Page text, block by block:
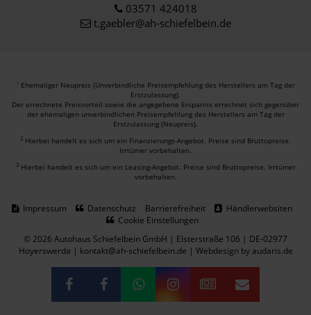
03571 424018
t.gaebler@ah-schiefelbein.de
1 Ehemaliger Neupreis (Unverbindliche Preisempfehlung des Herstellers am Tag der
Erstzulassung).
Der errechnete Preisvorteil sowie die angegebene Ersparnis errechnet sich gegenüber
der ehemaligen unverbindlichen Preisempfehlung des Herstellers am Tag der
Erstzulassung (Neupreis).
2 Hierbei handelt es sich um ein Finanzierungs-Angebot. Preise sind Bruttopreise.
Irrtümer vorbehalten.
3 Hierbei handelt es sich um ein Leasing-Angebot. Preise sind Bruttopreise. Irrtümer
vorbehalten.
Impressum Datenschutz Barrierefreiheit
Händlerwebsiten
Cookie Einstellungen
© 2026 Autohaus Schiefelbein GmbH | Elsterstraße 106 | DE-02977
Hoyerswerda | kontakt@ah-schiefelbein.de | Webdesign by audaris.de